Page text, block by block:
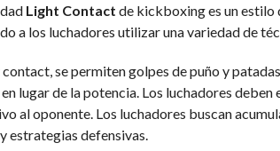
Light Contact de kickboxing es un estilo
a los luchadores utilizar una variedad de
contact, se permiten golpes de puño y
lugar de la potencia. Los luchadores deben
al oponente. Los luchadores buscan
estrategias defensivas.